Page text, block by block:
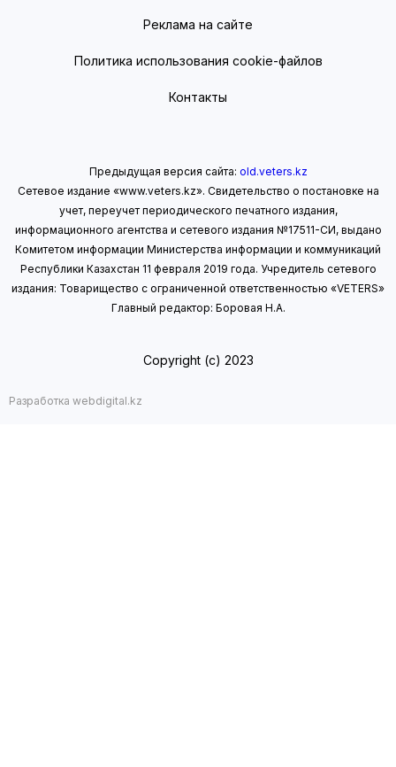
Реклама на сайте
Политика использования cookie-файлов
Контакты
Предыдущая версия сайта: old.veters.kz
Сетевое издание «www.veters.kz». Свидетельство о постановке на
учет, переучет периодического печатного издания,
информационного агентства и сетевого издания №17511-СИ, выдано
Комитетом информации Министерства информации и коммуникаций
Республики Казахстан 11 февраля 2019 года. Учредитель сетевого
издания: Товарищество с ограниченной ответственностью «VETERS»
Главный редактор: Боровая Н.А.
Copyright (с) 2023
Разработка webdigital.kz